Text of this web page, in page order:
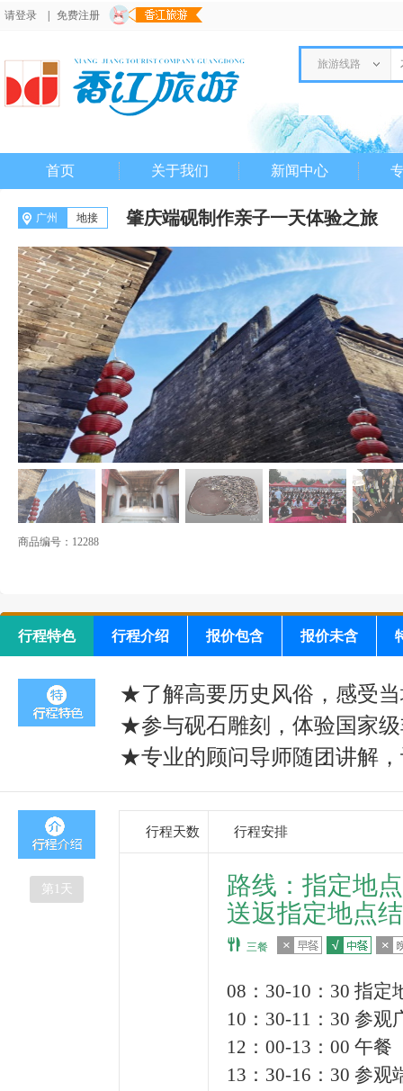
请登录 免费注册
旅游线路
首页 关于我们 新闻中心
广州 地接 肇庆端砚制作亲子一天体验之旅
商品编号：12288
行程特色 行程介绍 报价包含 报价未含
★了解高要历史风俗，感受
★参与砚石雕刻，体验国家
★专业的顾问导师随团讲解
第 天
行程天数 行程安排
路线：指定地
送返指定地点
三餐
08：30-10：30 指定
10：30-11：30 参观
12：00-13：00 午餐
13：30-16：30 参观